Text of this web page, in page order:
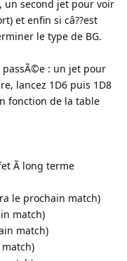
un second jet pour voir
et enfin si câ??est
le type de BG.
passÃ©e : un jet pour
lancez 1D6 puis 1D8
fonction de la table
Ã long terme
le prochain match)
match)
match)